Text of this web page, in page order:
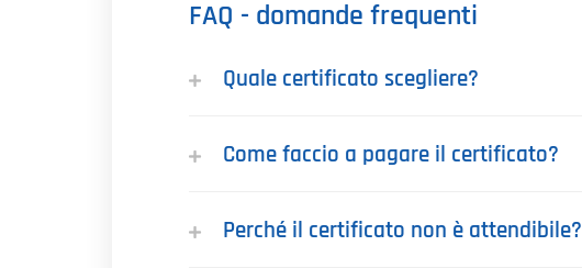
FAQ - domande frequenti
Quale certificato scegliere?
Come faccio a pagare il certificato?
Perché il certificato non è attendibile?